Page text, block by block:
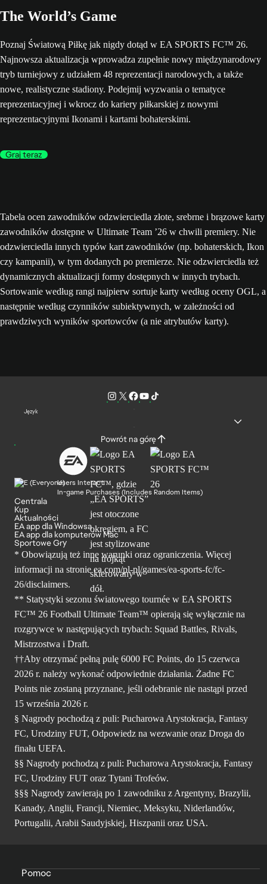
The World’s Game
Poznaj Światową Piłkę jak nigdy dotąd w EA SPORTS FC™ 26.
Najnowsza aktualizacja wprowadza zupełnie nowy międzynarodowy
tryb turniejowy z udziałem 48 reprezentacji narodowych, a także
nowe, realistyczne stadiony. Podejmij wyzwania o tematyce
reprezentacyjnej i wkrocz do kariery piłkarskiej z nowymi
reprezentacyjnymi Ikonami i kartami bohaterskimi.
Graj teraz
Tabela ocen zawodników odzwierciedla złote, srebrne i brązowe karty
zawodników dostępne w Ultimate Team ’26 w chwili premiery. Nie
odzwierciedla innych typów kart zawodników (np. bohaterskich, Ikon
czy kampanii), w tym dodanych po premierze. Nie odzwierciedla też
dynamicznych aktualizacji formy dostępnych w innych trybach.
Sortowanie według rangi najpierw sortuje karty według oceny OGL, a
następnie według czynników subiektywnych, w zależności od
prawdziwych wyników sportowców (a nie atrybutów karty).
Język
Powrót na górę
Users Interact
In-game Purchases (Includes Random Items)
Centrala
Kup
Aktualności
EA app dla Windowsa
EA app dla komputerów Mac
Sportowe Gry
* Obowiązują też inne warunki oraz ograniczenia. Więcej
informacji na stronie ea.com/pl-pl/games/ea-sports-fc/fc-
26/disclaimers.
** Statystyki sezonu światowego tournée w EA SPORTS
FC™ 26 Football Ultimate Team™ opierają się wyłącznie na
rozgrywce w następujących trybach: Squad Battles, Rivals,
Mistrzostwa i Draft.
††Aby otrzymać pełną pulę 6000 FC Points, do 15 czerwca
2026 r. należy wykonać odpowiednie działania. Żadne FC
Points nie zostaną przyznane, jeśli odebranie nie nastąpi przed
15 września 2026 r.
§ Nagrody pochodzą z puli: Pucharowa Arystokracja, Fantasy
FC, Urodziny FUT, Odpowiedz na wezwanie oraz Droga do
finału UEFA.
§§ Nagrody pochodzą z puli: Pucharowa Arystokracja, Fantasy
FC, Urodziny FUT oraz Tytani Trofeów.
§§§ Nagrody zawierają po 1 zawodniku z Argentyny, Brazylii,
Kanady, Anglii, Francji, Niemiec, Meksyku, Niderlandów,
Portugalii, Arabii Saudyjskiej, Hiszpanii oraz USA.
Pomoc